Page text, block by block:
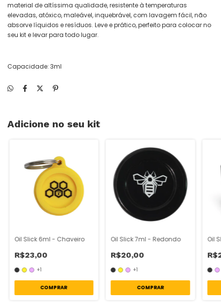
material de altíssima qualidade, resistente à temperaturas
elevadas, atóxico, maleável, inquebrável, com lavagem fácil, não
absorve líquidos e resíduos. Leve e prático, perfeito para colocar no
seu kit e levar para todo lugar.
Capacidade: 3ml
Adicione no seu kit
Oil Slick 6ml - Chaveiro
R$23,00
+1
COMPRAR
Oil Slick 7ml - Redondo
R$20,00
+1
COMPRAR
Oil